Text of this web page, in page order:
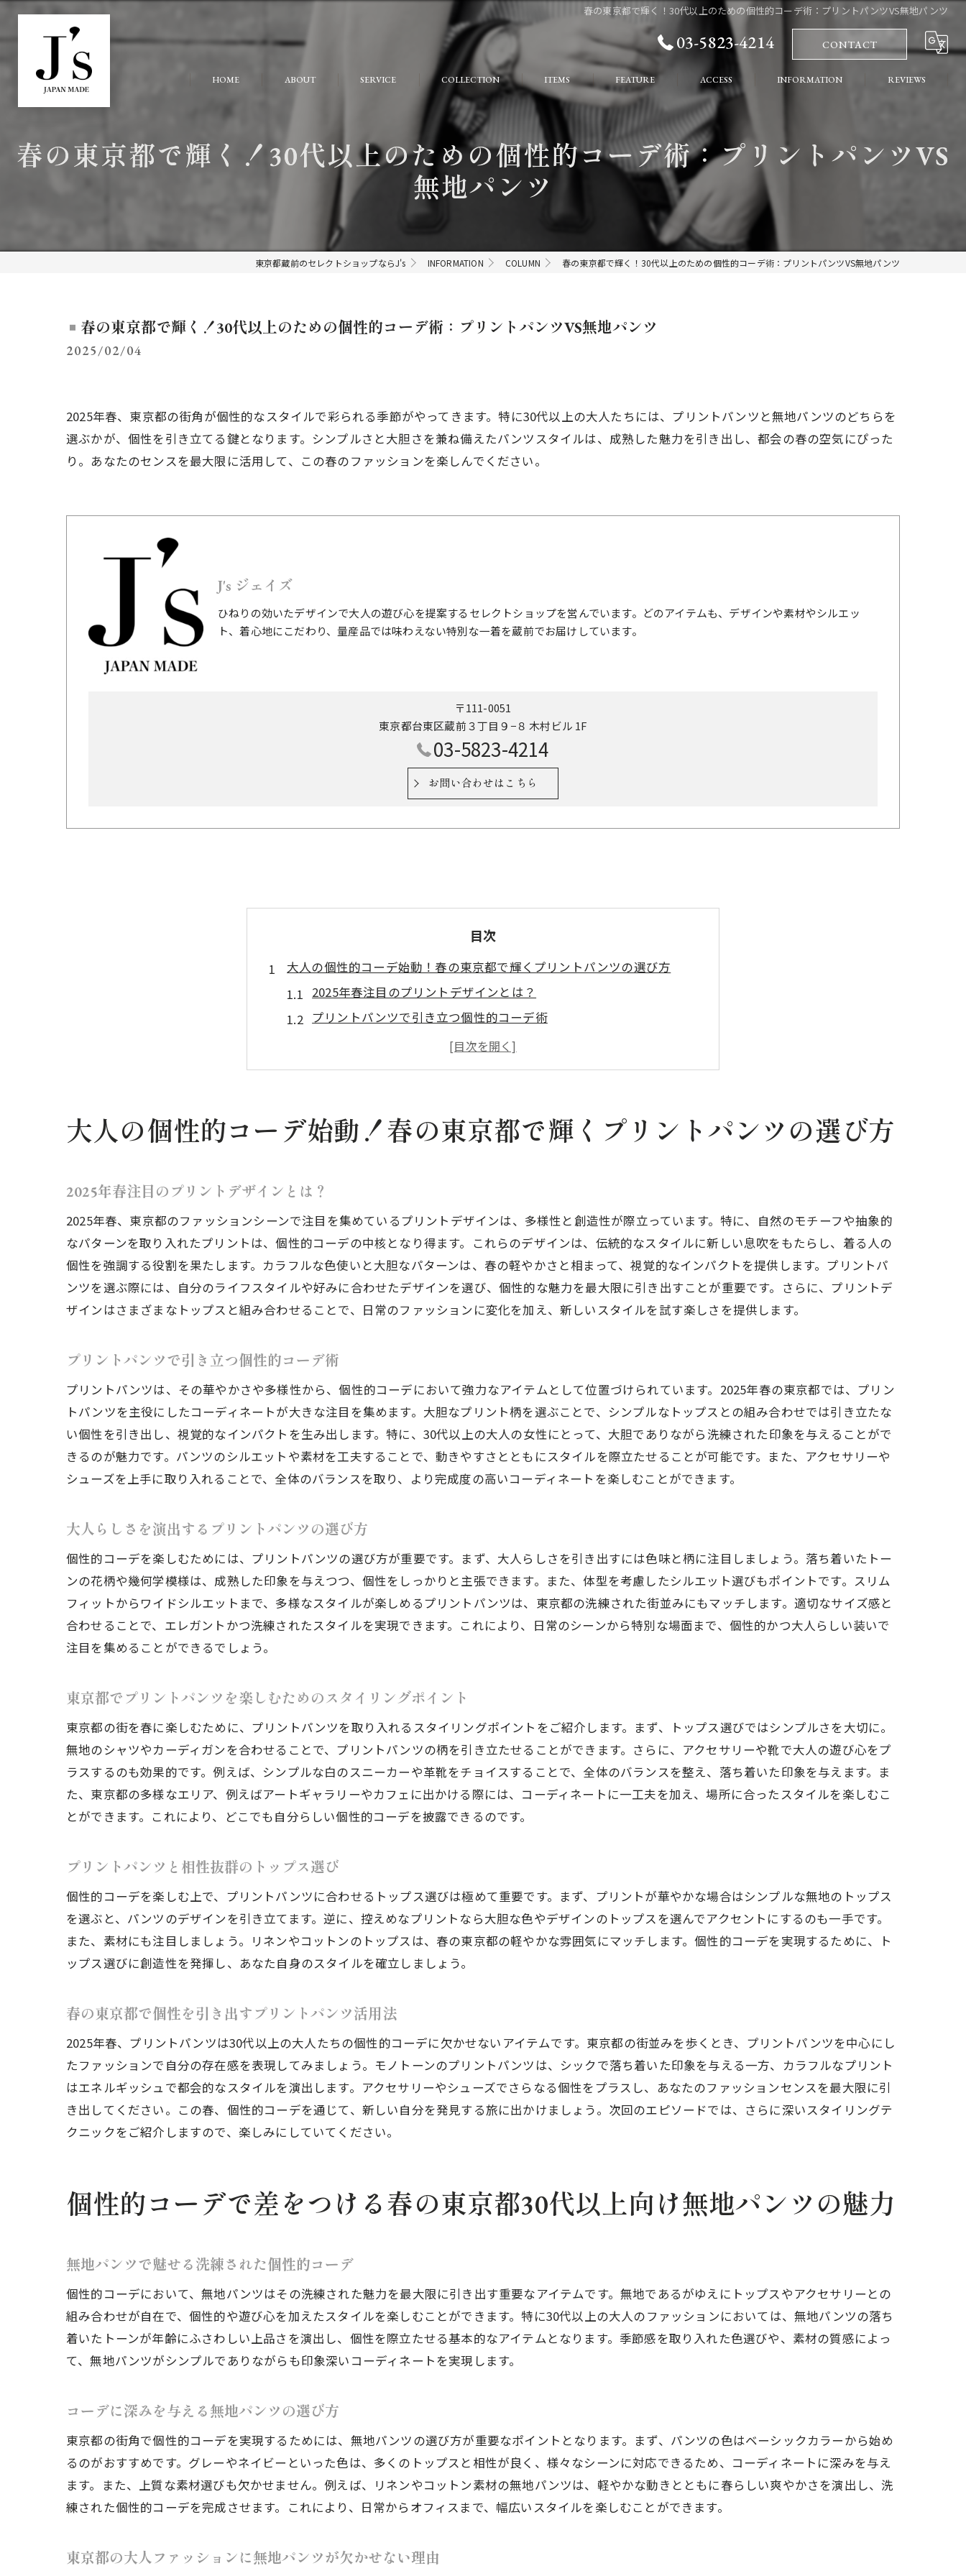
春の東京都で輝く！30代以上のための個性的コーデ術：プリントパンツVS無地パンツ
03-5823-4214 CONTACT
HOME ABOUT SERVICE COLLECTION ITEMS
FAQ
FEATURE
大人
ストリート
ACCESS INFORMATION REVIEWS
春の東京都で輝く！30代以上のための個性的コーデ術：プリントパンツVS
無地パンツ
東京都蔵前のセレクトショップならJ's INFORMATION COLUMN 春の東京都で輝く！30代以上のための個性的コーデ術：プリントパンツVS無地パンツ
春の東京都で輝く！30代以上のための個性的コーデ術：プリントパンツVS無地パンツ
2025/02/04
2025年春、東京都の街角が個性的なスタイルで彩られる季節がやってきます。特に30代以上の大人たちには、プリントパンツと無地パンツのどちらを
選ぶかが、個性を引き立てる鍵となります。シンプルさと大胆さを兼ね備えたパンツスタイルは、成熟した魅力を引き出し、都会の春の空気にぴった
り。あなたのセンスを最大限に活用して、この春のファッションを楽しんでください。
J's ジェイズ
ひねりの効いたデザインで大人の遊び心を提案するセレクトショップを営んでいます。どのアイテムも、デザインや素材やシルエッ
ト、着心地にこだわり、量産品では味わえない特別な一着を蔵前でお届けしています。
〒111-0051
東京都台東区蔵前３丁目９−８ 木村ビル 1F
03-5823-4214
お問い合わせはこちら
目次
大人の個性的コーデ始動！春の東京都で輝くプリントパンツの選び方
2025年春注目のプリントデザインとは？
プリントパンツで引き立つ個性的コーデ術
大人らしさを演出するプリントパンツの選び方
東京都でプリントパンツを楽しむためのスタイリングポイント
春の東京都で個性を引き出すプリントパンツ活用法
個性的コーデで差をつける春の東京都30代以上向け無地パンツの魅力
コーデに深みを与える無地パンツの選び方
東京都の大人ファッションに無地パンツが欠かせない理由
無地パンツを活かすための春の小物選び
シンプルでいて個性的な無地パンツのコーデ術
春の東京都で大人の余裕を演出する無地パンツ
東京都の春を彩る！個性的コーデで見せるプリントパンツの魔法
春の都市散策にぴったりなプリントパンツの魅力
個性的コーデで輝くためのプリントパンツ活用法
東京都で注目を集めるプリントパンツの選択肢
プリントパンツで季節感を取り入れるスタイリング
大人の個性を引き出すプリントパンツの魅力
洗練されたシンプルコーデに無地パンツを取り入れる
東京都ならではの無地パンツコーデのポイント
無地パンツで作る大人の落ち着きと品格
春の東京都で個性を発揮する無地パンツの選び方
プリントと無地パンツの個性派コーデ比較
春の東京都で試すべきパンツスタイルの選び方
シーンに合わせたプリントVS無地パンツの選択
プリントと無地、それぞれのコーディネートの魅力
東京都での春イベントにぴったりなパンツ選び
個性的コーデを完成させるパンツ選択のポイント
プリントパンツで際立つ大胆な個性的コーデ術
東京都の街並みに映えるプリントパンツの魅力
個性的コーデを際立たせるためのプリントテクニック
春の東京都でクールに決めるプリントパンツ
大胆なプリントパンツで街を彩るスタイル提案
個性的コーデで成熟した魅力を引き出す無地パンツの楽しみ方
無地パンツの洗練されたコーデテクニック
大人の雰囲気を高める無地パンツの選び方
春の東京都で楽しむ無地パンツの魅力
シンプルさが際立つ無地パンツのスタイリング
東京都の春、個性的コーデが主役！プリントパンツVS無地パンツの選択肢
大人の個性を引き出すパンツ選びのヒント
プリントと無地、それぞれの個性を楽しむコーデ提案
東京都の春イベントに合わせたパンツスタイル比較
大人の個性的コーデ始動！春の東京都で輝くプリントパンツの選び方
2025年春注目のプリントデザインとは？
2025年春、東京都のファッションシーンで注目を集めているプリントデザインは、多様性と創造性が際立っています。特に、自然のモチーフや抽象的
なパターンを取り入れたプリントは、個性的コーデの中核となり得ます。これらのデザインは、伝統的なスタイルに新しい息吹をもたらし、着る人の
個性を強調する役割を果たします。カラフルな色使いと大胆なパターンは、春の軽やかさと相まって、視覚的なインパクトを提供します。プリントパ
ンツを選ぶ際には、自分のライフスタイルや好みに合わせたデザインを選び、個性的な魅力を最大限に引き出すことが重要です。さらに、プリントデ
ザインはさまざまなトップスと組み合わせることで、日常のファッションに変化を加え、新しいスタイルを試す楽しさを提供します。
プリントパンツで引き立つ個性的コーデ術
プリントパンツは、その華やかさや多様性から、個性的コーデにおいて強力なアイテムとして位置づけられています。2025年春の東京都では、プリン
トパンツを主役にしたコーディネートが大きな注目を集めます。大胆なプリント柄を選ぶことで、シンプルなトップスとの組み合わせでは引き立たな
い個性を引き出し、視覚的なインパクトを生み出します。特に、30代以上の大人の女性にとって、大胆でありながら洗練された印象を与えることがで
きるのが魅力です。パンツのシルエットや素材を工夫することで、動きやすさとともにスタイルを際立たせることが可能です。また、アクセサリーや
シューズを上手に取り入れることで、全体のバランスを取り、より完成度の高いコーディネートを楽しむことができます。
大人らしさを演出するプリントパンツの選び方
個性的コーデを楽しむためには、プリントパンツの選び方が重要です。まず、大人らしさを引き出すには色味と柄に注目しましょう。落ち着いたトー
ンの花柄や幾何学模様は、成熟した印象を与えつつ、個性をしっかりと主張できます。また、体型を考慮したシルエット選びもポイントです。スリム
フィットからワイドシルエットまで、多様なスタイルが楽しめるプリントパンツは、東京都の洗練された街並みにもマッチします。適切なサイズ感と
合わせることで、エレガントかつ洗練されたスタイルを実現できます。これにより、日常のシーンから特別な場面まで、個性的かつ大人らしい装いで
注目を集めることができるでしょう。
東京都でプリントパンツを楽しむためのスタイリングポイント
東京都の街を春に楽しむために、プリントパンツを取り入れるスタイリングポイントをご紹介します。まず、トップス選びではシンプルさを大切に。
無地のシャツやカーディガンを合わせることで、プリントパンツの柄を引き立たせることができます。さらに、アクセサリーや靴で大人の遊び心をプ
ラスするのも効果的です。例えば、シンプルな白のスニーカーや革靴をチョイスすることで、全体のバランスを整え、落ち着いた印象を与えます。ま
た、東京都の多様なエリア、例えばアートギャラリーやカフェに出かける際には、コーディネートに一工夫を加え、場所に合ったスタイルを楽しむこ
とができます。これにより、どこでも自分らしい個性的コーデを披露できるのです。
プリントパンツと相性抜群のトップス選び
個性的コーデを楽しむ上で、プリントパンツに合わせるトップス選びは極めて重要です。まず、プリントが華やかな場合はシンプルな無地のトップス
を選ぶと、パンツのデザインを引き立てます。逆に、控えめなプリントなら大胆な色やデザインのトップスを選んでアクセントにするのも一手です。
また、素材にも注目しましょう。リネンやコットンのトップスは、春の東京都の軽やかな雰囲気にマッチします。個性的コーデを実現するために、ト
ップス選びに創造性を発揮し、あなた自身のスタイルを確立しましょう。
春の東京都で個性を引き出すプリントパンツ活用法
2025年春、プリントパンツは30代以上の大人たちの個性的コーデに欠かせないアイテムです。東京都の街並みを歩くとき、プリントパンツを中心にし
たファッションで自分の存在感を表現してみましょう。モノトーンのプリントパンツは、シックで落ち着いた印象を与える一方、カラフルなプリント
はエネルギッシュで都会的なスタイルを演出します。アクセサリーやシューズでさらなる個性をプラスし、あなたのファッションセンスを最大限に引
き出してください。この春、個性的コーデを通じて、新しい自分を発見する旅に出かけましょう。次回のエピソードでは、さらに深いスタイリングテ
クニックをご紹介しますので、楽しみにしていてください。
個性的コーデで差をつける春の東京都30代以上向け無地パンツの魅力
無地パンツで魅せる洗練された個性的コーデ
個性的コーデにおいて、無地パンツはその洗練された魅力を最大限に引き出す重要なアイテムです。無地であるがゆえにトップスやアクセサリーとの
組み合わせが自在で、個性的や遊び心を加えたスタイルを楽しむことができます。特に30代以上の大人のファッションにおいては、無地パンツの落ち
着いたトーンが年齢にふさわしい上品さを演出し、個性を際立たせる基本的なアイテムとなります。季節感を取り入れた色選びや、素材の質感によっ
て、無地パンツがシンプルでありながらも印象深いコーディネートを実現します。
コーデに深みを与える無地パンツの選び方
東京都の街角で個性的コーデを実現するためには、無地パンツの選び方が重要なポイントとなります。まず、パンツの色はベーシックカラーから始め
るのがおすすめです。グレーやネイビーといった色は、多くのトップスと相性が良く、様々なシーンに対応できるため、コーディネートに深みを与え
ます。また、上質な素材選びも欠かせません。例えば、リネンやコットン素材の無地パンツは、軽やかな動きとともに春らしい爽やかさを演出し、洗
練された個性的コーデを完成させます。これにより、日常からオフィスまで、幅広いスタイルを楽しむことができます。
東京都の大人ファッションに無地パンツが欠かせない理由